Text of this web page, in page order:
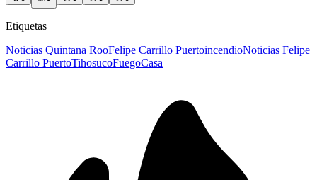
Etiquetas
Noticias Quintana RooFelipe Carrillo PuertoincendioNoticias Felipe
Carrillo PuertoTihosucoFuegoCasa